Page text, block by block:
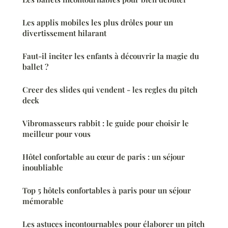
Les applis mobiles les plus drôles pour un
divertissement hilarant
Faut-il inciter les enfants à découvrir la magie du
ballet ?
Creer des slides qui vendent - les regles du pitch
deck
Vibromasseurs rabbit : le guide pour choisir le
meilleur pour vous
Hôtel confortable au cœur de paris : un séjour
inoubliable
Top 5 hôtels confortables à paris pour un séjour
mémorable
Les astuces incontournables pour élaborer un pitch